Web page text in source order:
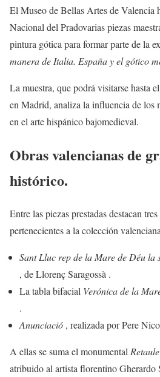
El Museo de Bellas Artes de Valencia
Nacional del Pradovarias piezas
pintura gótica para formar parte de la
manera de Italia. España y el gótico
La muestra, que podrá visitarse hasta
en Madrid, analiza la influencia de los
en el arte hispánico bajomedieval.
Obras valencianas de
histórico.
Entre las piezas prestadas destacan
pertenecientes a la colección
Sant Lluc rep de la Mare de Déu la
, de Llorenç Saragossà .
La tabla bifacial Verónica de la
.
Anunciació , realizada por Pere
A ellas se suma el monumental
atribuido al artista florentino Gherardo